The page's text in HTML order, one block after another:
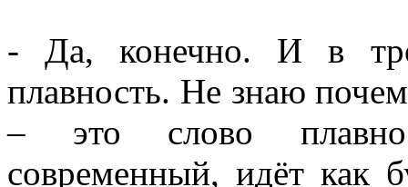
- Да, конечно. И в
плавность. Не знаю
– это слово
современный, идёт как